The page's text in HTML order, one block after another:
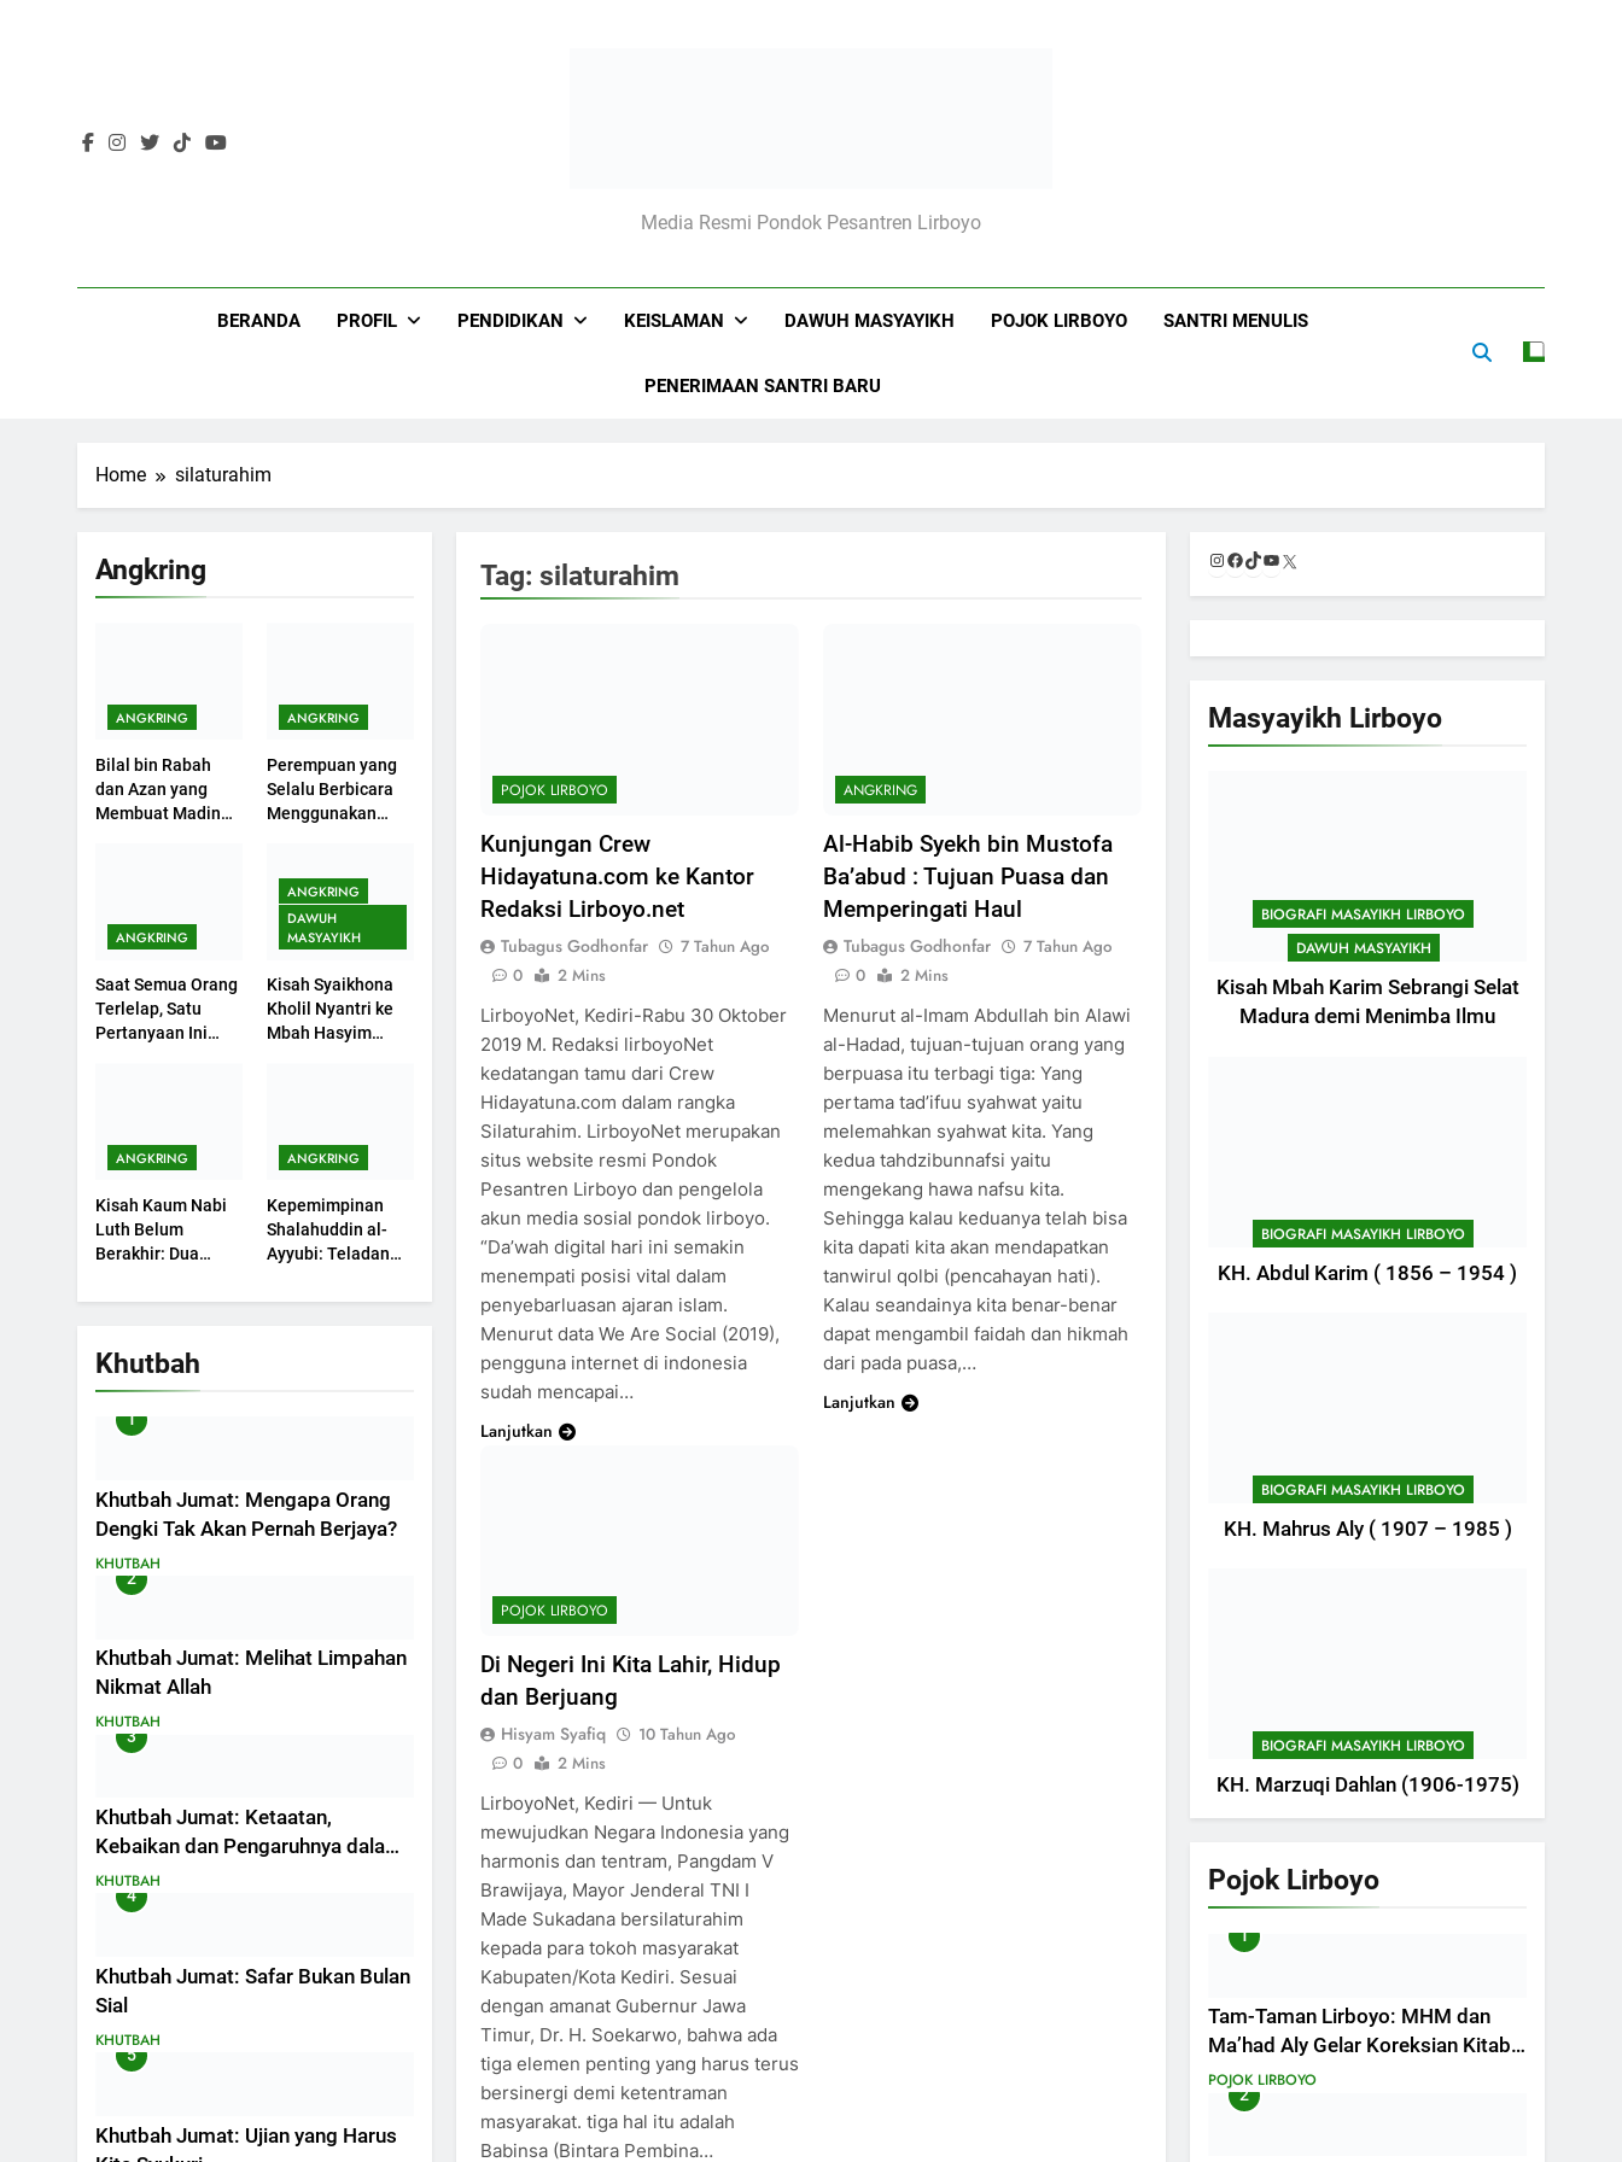
Lirboyo.netMedia Resmi Pondok Pesantren Lirboyo
BERANDA PROFIL PENDIDIKAN KEISLAMAN DAWUH MASYAYIKH POJOK LIRBOYO SANTRI MENULIS
PENERIMAAN SANTRI BARU
Home silaturahim
Angkring
ANGKRING
Bilal bin Rabah
dan Azan yang
Membuat Madinah
ANGKRING
Perempuan yang
Selalu Berbicara
Menggunakan
ANGKRING
Saat Semua Orang
Terlelap, Satu
Pertanyaan Ini
ANGKRING
DAWUH
MASYAYIKH
Kisah Syaikhona
Kholil Nyantri ke
Mbah Hasyim
ANGKRING
Kisah Kaum Nabi
Luth Belum
Berakhir: Dua
yang Kini Kembali
ANGKRING
Kepemimpinan
Shalahuddin al-
Ayyubi: Teladan
Dipelajari oleh
Khutbah
1
Khutbah Jumat: Mengapa Orang
Dengki Tak Akan Pernah Berjaya?
KHUTBAH
2
Khutbah Jumat: Melihat Limpahan
Nikmat Allah
KHUTBAH
3
Khutbah Jumat: Ketaatan,
Kebaikan dan Pengaruhnya dalam
Jiwa Manusia
KHUTBAH
4
Khutbah Jumat: Safar Bukan Bulan
Sial
KHUTBAH
5
Khutbah Jumat: Ujian yang Harus
Tag: silaturahim
POJOK LIRBOYO
Kunjungan Crew
Hidayatuna.com ke Kantor
Redaksi Lirboyo.net
Tubagus Godhonfar
7 Tahun Ago
0
2 Mins
LirboyoNet, Kediri-Rabu 30 Oktober
2019 M. Redaksi lirboyoNet
kedatangan tamu dari Crew
Hidayatuna.com dalam rangka
Silaturahim. LirboyoNet merupakan
situs website resmi Pondok
Pesantren Lirboyo dan pengelola
akun media sosial pondok lirboyo.
“Da’wah digital hari ini semakin
menempati posisi vital dalam
penyebarluasan ajaran islam.
Menurut data We Are Social (2019),
pengguna internet di indonesia
sudah mencapai…
Lanjutkan
ANGKRING
Al-Habib Syekh bin Mustofa
Ba’abud : Tujuan Puasa dan
Memperingati Haul
Tubagus Godhonfar
7 Tahun Ago
0
2 Mins
Menurut al-Imam Abdullah bin Alawi
al-Hadad, tujuan-tujuan orang yang
berpuasa itu terbagi tiga: Yang
pertama tad’ifuu syahwat yaitu
melemahkan syahwat kita. Yang
kedua tahdzibunnafsi yaitu
mengekang hawa nafsu kita.
Sehingga kalau keduanya telah bisa
kita dapati kita akan mendapatkan
tanwirul qolbi (pencahayan hati).
Kalau seandainya kita benar-benar
dapat mengambil faidah dan hikmah
dari pada puasa,…
Lanjutkan
POJOK LIRBOYO
Di Negeri Ini Kita Lahir, Hidup
dan Berjuang
Hisyam Syafiq
10 Tahun Ago
0
2 Mins
LirboyoNet, Kediri — Untuk
mewujudkan Negara Indonesia yang
harmonis dan tentram, Pangdam V
Brawijaya, Mayor Jenderal TNI I
Made Sukadana bersilaturahim
kepada para tokoh masyarakat
Kabupaten/Kota Kediri. Sesuai
dengan amanat Gubernur Jawa
Timur, Dr. H. Soekarwo, bahwa ada
tiga elemen penting yang harus terus
bersinergi demi ketentraman
masyarakat. tiga hal itu adalah
Babinsa (Bintara Pembina…
Instagram
Facebook
TikTok
YouTube
Masyayikh Lirboyo
BIOGRAFI MASAYIKH LIRBOYO
DAWUH MASYAYIKH
Kisah Mbah Karim Sebrangi Selat
Madura demi Menimba Ilmu
BIOGRAFI MASAYIKH LIRBOYO
KH. Abdul Karim ( 1856 – 1954 )
BIOGRAFI MASAYIKH LIRBOYO
KH. Mahrus Aly ( 1907 – 1985 )
BIOGRAFI MASAYIKH LIRBOYO
KH. Marzuqi Dahlan (1906-1975)
Pojok Lirboyo
1
Tam-Taman Lirboyo: MHM dan
Ma’had Aly Gelar Koreksian Kitab
Semester Ganjil
POJOK LIRBOYO
2